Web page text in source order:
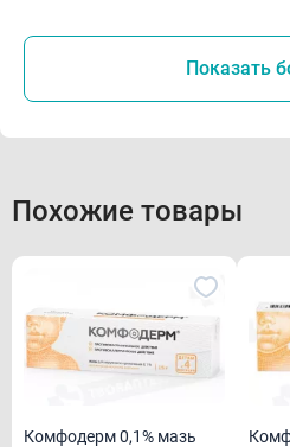
Показать
Похожие товары
Комфодерм 0,1% мазь